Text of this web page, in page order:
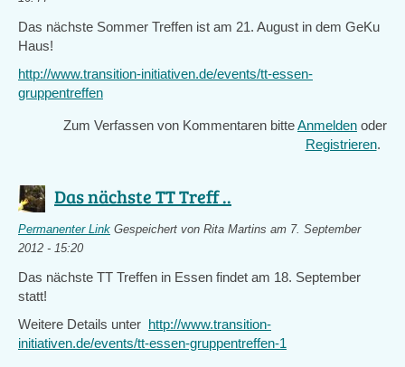
Das nächste Sommer Treffen ist am 21. August in dem GeKu
Haus!
http://www.transition-initiativen.de/events/tt-essen-
gruppentreffen
Zum Verfassen von Kommentaren bitteAnmelden oder
Registrieren.
Das nächste TT Treff ..
Permanenter Link Gespeichert von Rita Martins am 7. September
2012 - 15:20
Das nächste TT Treffen in Essen findet am 18. September
statt!
Weitere Details unter http://www.transition-
initiativen.de/events/tt-essen-gruppentreffen-1